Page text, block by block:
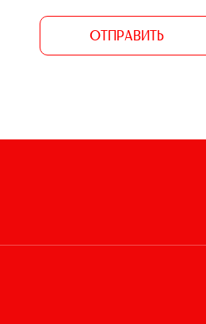
ОТПРАВИТЬ